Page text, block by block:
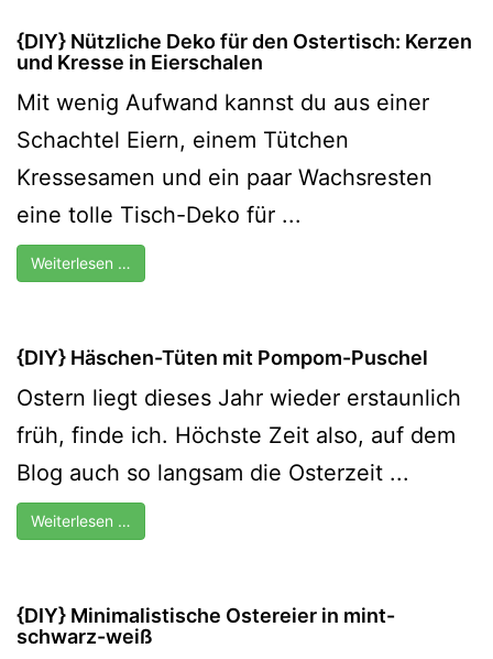
{DIY} Nützliche Deko für den Ostertisch: Kerzen
und Kresse in Eierschalen
Mit wenig Aufwand kannst du aus einer
Schachtel Eiern, einem Tütchen
Kressesamen und ein paar Wachsresten
eine tolle Tisch-Deko für ...
Weiterlesen …
{DIY} Häschen-Tüten mit Pompom-Puschel
Ostern liegt dieses Jahr wieder erstaunlich
früh, finde ich. Höchste Zeit also, auf dem
Blog auch so langsam die Osterzeit ...
Weiterlesen …
{DIY} Minimalistische Ostereier in mint-
schwarz-weiß